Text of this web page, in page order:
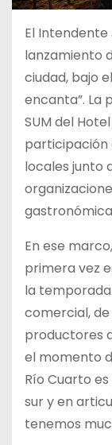
El Intendente
lanzamiento
ciudad, bajo
encanta”. La
SUM del
participación
locales junto
En ese
primera vez
la
comercial,
productores
el momento
Río Cuarto
sur y en
tenemos